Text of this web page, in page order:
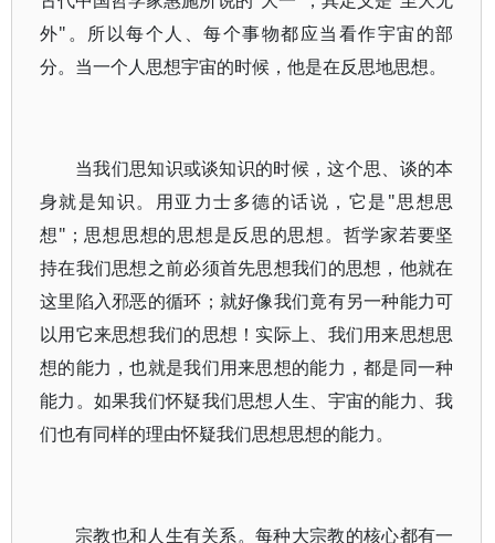
外"。所以每个人、每个事物都应当看作宇宙的部
分。当一个人思想宇宙的时候，他是在反思地思想。
当我们思知识或谈知识的时候，这个思、谈的本
身就是知识。用亚力士多德的话说，它是"思想思
想"；思想思想的思想是反思的思想。哲学家若要坚
持在我们思想之前必须首先思想我们的思想，他就在
这里陷入邪恶的循环；就好像我们竟有另一种能力可
以用它来思想我们的思想！实际上、我们用来思想思
想的能力，也就是我们用来思想的能力，都是同一种
能力。如果我们怀疑我们思想人生、宇宙的能力、我
们也有同样的理由怀疑我们思想思想的能力。
宗教也和人生有关系。每种大宗教的核心都有一